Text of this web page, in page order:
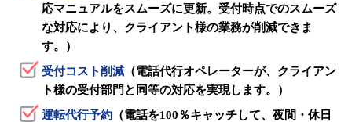
応マニュアルをスムーズに更新。受付時点でのスムーズ
な対応により、クライアント様の業務が削減できま
す。）
受付コスト削減 （電話代行オペレーターが、クライアン
ト様の受付部門と同等の対応を実現します。）
運転代行予約 （電話を100％キャッチして、夜間・休日